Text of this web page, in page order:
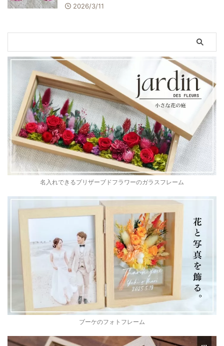
2026/3/11
名入れできるプリザーブドフラワーのガラスフレーム
ブーケのフォトフレーム